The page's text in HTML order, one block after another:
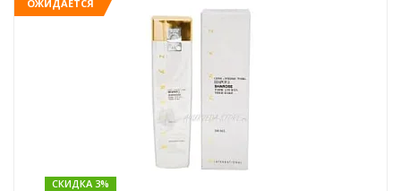
ОЖИДАЕТСЯ
СКИДКА 3%